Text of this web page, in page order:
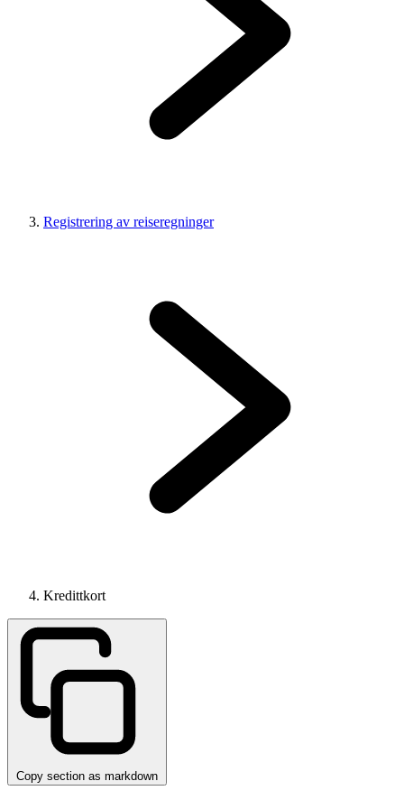
Registrering av reiseregninger
Kredittkort
Copy section as markdown